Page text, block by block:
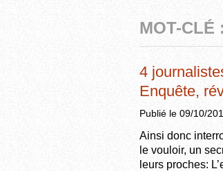
MOT-CLÉ
4
Enquête,
Publié le 09/10/
Ainsi donc
le vouloir, un
leurs proches: